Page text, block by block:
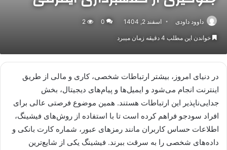
داوود داودی اسفند 2, 1404 0
2
خواندن این مطلب 4 دقیقه زمان میبرد
در دنیای امروز، بیشتر ارتباطات شخصی، کاری و مالی از طریق
اینترنت انجام می‌شود و ایمیل‌ها و پیام‌های دیجیتال، بخش
جدایی‌ناپذیر این ارتباطات هستند. همین موضوع فرصتی عالی برای
افراد سودجو فراهم کرده است تا با استفاده از روش‌های فیشینگ،
اطلاعات حساس کاربران مانند رمزهای عبور، شماره کارت بانکی و
داده‌های شخصی را به سرقت ببرند. فیشینگ یکی از شایع‌ترین